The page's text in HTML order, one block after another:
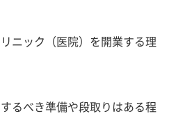
ニック（医院）を開業する理
るべき準備や段取りはある程